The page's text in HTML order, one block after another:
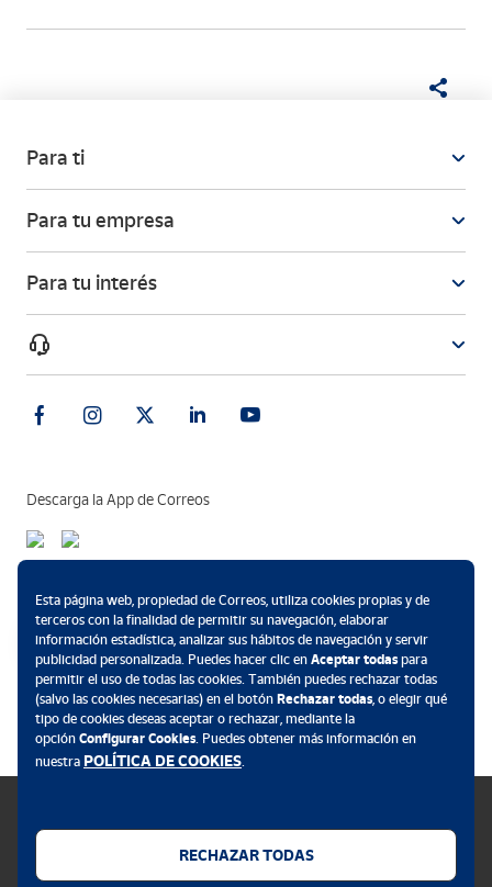
Para ti
Para tu empresa
Para tu interés
Descarga la App de Correos
Política de cookies
Esta página web, propiedad de Correos, utiliza cookies propias y de
terceros con la finalidad de permitir su navegación, elaborar
información estadística, analizar sus hábitos de navegación y servir
publicidad personalizada. Puedes hacer clic en Aceptar todaspara
permitir el uso de todas las cookies. También puedes rechazar todas
(salvo las cookies necesarias) en el botón Rechazar todas, o elegir qué
tipo de cookies deseas aceptar o rechazar, mediante la
opción Configurar Cookies. Puedes obtener más información en
nuestra POLÍTICA DE COOKIES.
RECHAZAR TODAS